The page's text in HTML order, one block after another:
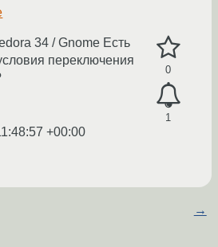
0
1
34 / Gnome Есть
переключения
+00:00
→